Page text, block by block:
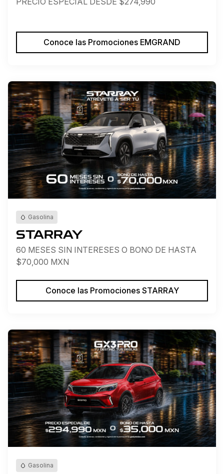
Conoce las Promociones EMGRAND
Gasolina
STARRAY
60 MESES SIN INTERESES O BONO DE HASTA
$70,000 MXN
Conoce las Promociones STARRAY
Gasolina